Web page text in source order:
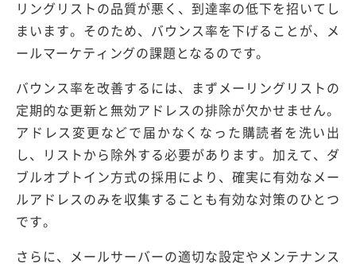
リングリストの品質が悪く、到達率の低下を招いてし
まいます。そのため、バウンス率を下げることが、メ
ールマーケティングの課題となるのです。
バウンス率を改善するには、まずメーリングリストの
定期的な更新と無効アドレスの排除が欠かせません。
アドレス変更などで届かなくなった購読者を洗い出
し、リストから除外する必要があります。加えて、ダ
ブルオプトイン方式の採用により、確実に有効なメー
ルアドレスのみを収集することも有効な対策のひとつ
です。
さらに、メールサーバーの適切な設定やメンテナンス